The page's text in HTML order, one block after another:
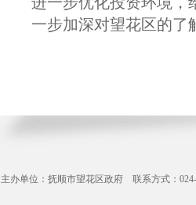
一步加深对望花区的了
主办单位：抚顺市望花区政府 联系方式：024-